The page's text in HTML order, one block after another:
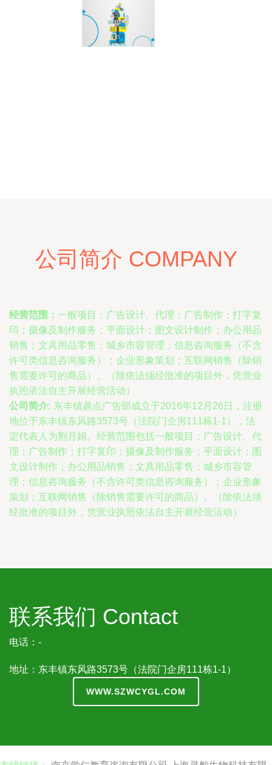
公司简介 COMPANY
经营范围： 一般项目：广告设计、代理；广告制作；打字复
印；摄像及制作服务；平面设计；图文设计制作；办公用品
销售；文具用品零售；城乡市容管理；信息咨询服务（不含
许可类信息咨询服务）；企业形象策划；互联网销售（除销
售需要许可的商品）。（除依法须经批准的项目外，凭营业
执照依法自主开展经营活动）
公司简介: 东丰镇鼎点广告部成立于2016年12月26日，注册
地位于东丰镇东风路3573号（法院门企房111栋1-1），法
定代表人为荆月娟。经营范围包括一般项目：广告设计、代
理；广告制作；打字复印；摄像及制作服务；平面设计；图
文设计制作；办公用品销售；文具用品零售；城乡市容管
理；信息咨询服务（不含许可类信息咨询服务）；企业形象
策划；互联网销售（除销售需要许可的商品）。（除依法须
经批准的项目外，凭营业执照依法自主开展经营活动）
联系我们 Contact
电话：-
地址：东丰镇东风路3573号（法院门企房111栋1-1）
WWW.SZWCYGL.COM